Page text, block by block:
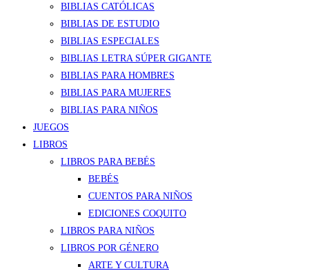
BIBLIAS CATÓLICAS
BIBLIAS DE ESTUDIO
BIBLIAS ESPECIALES
BIBLIAS LETRA SÚPER GIGANTE
BIBLIAS PARA HOMBRES
BIBLIAS PARA MUJERES
BIBLIAS PARA NIÑOS
JUEGOS
LIBROS
LIBROS PARA BEBÉS
BEBÉS
CUENTOS PARA NIÑOS
EDICIONES COQUITO
LIBROS PARA NIÑOS
LIBROS POR GÉNERO
ARTE Y CULTURA